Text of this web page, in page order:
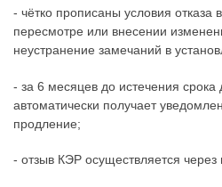
- чётко прописаны условия отказа
пересмотре или внесении
неустранение замечаний в
- за 6 месяцев до истечения срока
автоматически получает
продление;
- отзыв КЭР осуществляется через